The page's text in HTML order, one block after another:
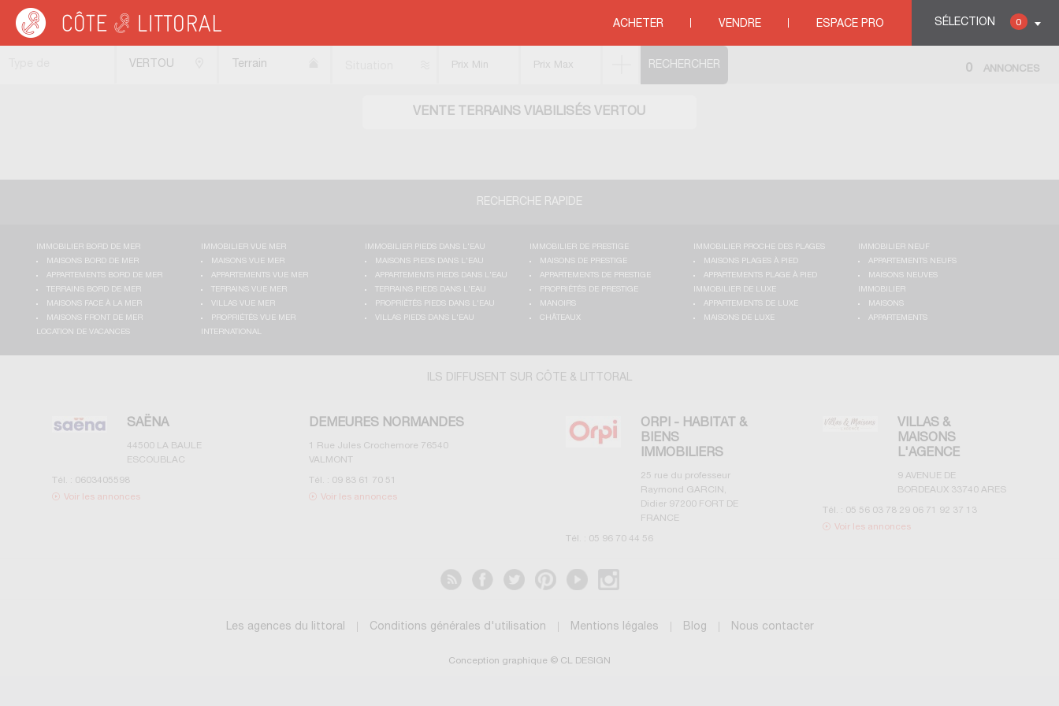
SÉLECTION 0
ACHETER VENDRE ESPACE PRO
Côte & Littoral > Immobilier bord de mer>Terrains bord de mer
VENTE TERRAINS VIABILISÉS VERTOU
VERTOU
Terrain
0 ANNONCES
RECHERCHE RAPIDE
IMMOBILIER BORD DE MER
MAISONS BORD DE MER
APPARTEMENTS BORD DE MER
TERRAINS BORD DE MER
MAISONS FACE À LA MER
MAISONS FRONT DE MER
IMMOBILIER VUE MER
MAISONS VUE MER
APPARTEMENTS VUE MER
TERRAINS VUE MER
VILLAS VUE MER
PROPRIÉTÉS VUE MER
IMMOBILIER PIEDS DANS L'EAU
MAISONS PIEDS DANS L'EAU
APPARTEMENTS PIEDS DANS L'EAU
TERRAINS PIEDS DANS L'EAU
PROPRIÉTÉS PIEDS DANS L'EAU
VILLAS PIEDS DANS L'EAU
IMMOBILIER DE PRESTIGE
MAISONS DE PRESTIGE
APPARTEMENTS DE PRESTIGE
PROPRIÉTÉS DE PRESTIGE
MANOIRS
CHÂTEAUX
IMMOBILIER PROCHE DES PLAGES
MAISONS PLAGES À PIED
APPARTEMENTS PLAGE À PIED
IMMOBILIER NEUF
APPARTEMENTS NEUFS
MAISONS NEUVES
IMMOBILIER DE LUXE
APPARTEMENTS DE LUXE
MAISONS DE LUXE
IMMOBILIER
MAISONS
APPARTEMENTS
LOCATION DE VACANCES
INTERNATIONAL
ILS DIFFUSENT SUR CÔTE & LITTORAL
SAËNA
44500 LA BAULE
ESCOUBLAC
Tél. : 0603405598
Voir les annonces
DEMEURES NORMANDES
1 Rue Jules Crochemore 76540
VALMONT
Tél. : 09 83 61 70 51
Voir les annonces
ORPI - HABITAT &
BIENS
IMMOBILIERS
25 rue du professeur
Raymond GARCIN,
Didier 97200 FORT DE
FRANCE
Tél. : 05 96 70 44 56
VILLAS &
MAISONS
L'AGENCE
9 AVENUE DE
BORDEAUX 33740 ARES
Tél. : 05 56 03 78 29 06 71 92 37 13
Voir les annonces
Les agences du littoral Conditions générales d'utilisation Mentions légales Blog Nous contacter
Conception graphique © CL DESIGN